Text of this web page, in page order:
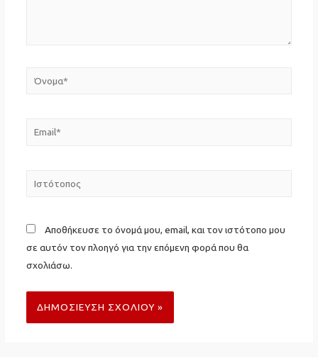
Email*
Ιστότοπος
Αποθήκευσε το όνομά μου, email, και τον ιστότοπο μου
σε αυτόν τον πλοηγό για την επόμενη φορά που θα
σχολιάσω.